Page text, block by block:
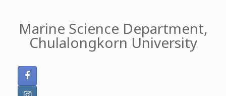
contentMarine Science Department,
Chulalongkorn University